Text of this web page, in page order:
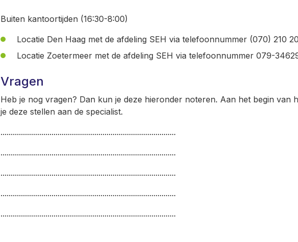
Buiten kantoortijden (16:30-8:00)
Locatie Den Haag met de afdeling SEH via telefoonnummer (070) 210
Locatie Zoetermeer met de afdeling SEH via telefoonnummer 079-
Vragen
Heb je nog vragen? Dan kun je deze hieronder noteren. Aan het begin van
je deze stellen aan de specialist.
......................................................................................
......................................................................................
......................................................................................
......................................................................................
......................................................................................